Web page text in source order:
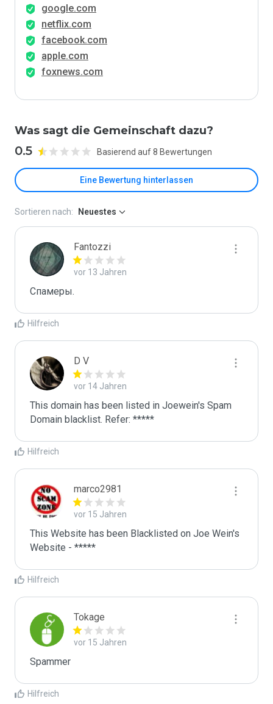
google.com
netflix.com
facebook.com
apple.com
foxnews.com
Was sagt die Gemeinschaft dazu?
0.5 Basierend auf 8 Bewertungen
Eine Bewertung hinterlassen
Sortieren nach: Neuestes
Fantozzi
vor 13 Jahren
Спамеры.
Hilfreich
D V
vor 14 Jahren
This domain has been listed in Joewein's Spam
Domain blacklist. Refer: *****
Hilfreich
marco2981
vor 15 Jahren
This Website has been Blacklisted on Joe Wein's
Website - *****
Hilfreich
Tokage
vor 15 Jahren
Spammer
Hilfreich